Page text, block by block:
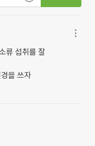
류 섭취를 잘
을 쓰자